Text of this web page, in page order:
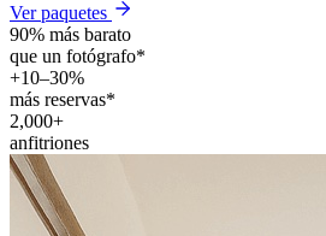
Ver paquetes
90% más barato
que un fotógrafo*
+10–30%
más reservas*
2,000+
anfitriones